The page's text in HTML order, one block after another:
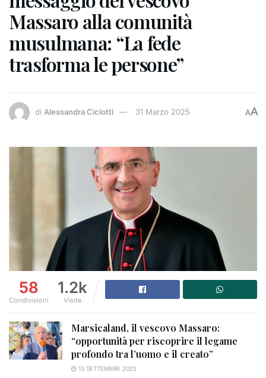
Massaro alla comunità
musulmana: “La fede
trasforma le persone”
di Alessandra Ciciotti 31 Marzo 2025 AA
58
Condivisioni
1.2k
Visite
Marsicaland, il vescovo Massaro:
“opportunità per riscoprire il legame
profondo tra l’uomo e il creato”
13 SETTEMBRE 2025